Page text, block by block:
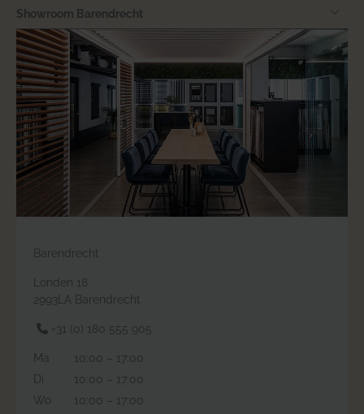
Showroom Barendrecht
Barendrecht
Londen 18
2993LA Barendrecht
+31 (0) 180 555 905
Ma
10:00 – 17:00
Di
10:00 – 17:00
Wo
10:00 – 17:00